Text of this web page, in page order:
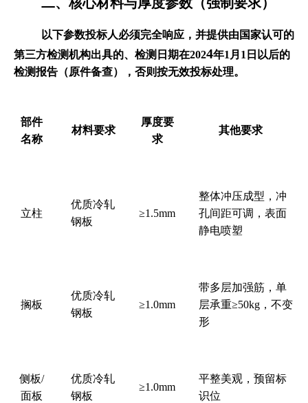
以下参数投标人必须完全响应，并提供由国家认可的
第三方检测机构出具的、检测日期在2024年1 月 1 日以后的
检测报告（原件备查），否则按无效投标处理。
部件
名称
材料要求
厚度要
求
其他要求
立柱
优质冷轧
钢板
≥1.5mm
整体冲压成型，冲
孔间距可调，表面
静电喷塑
搁板
优质冷轧
钢板
≥1.0mm
带多层加强筋，单
层承重≥50kg ，不变
形
侧板/
面板
优质冷轧
钢板
≥1.0mm
平整美观，预留标
识位